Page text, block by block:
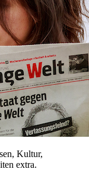
Kultur,
extra.